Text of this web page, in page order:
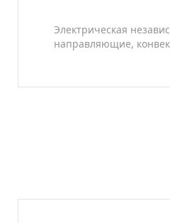
Электрическая
направляющие,